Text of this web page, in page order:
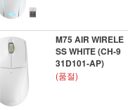
M75 AIR WIRELE
SS WHITE (CH-9
31D101-AP)
(품절)